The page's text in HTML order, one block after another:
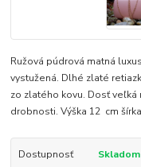
Ružová púdrová matná
vystužená. Dlhé zlaté
zo zlatého kovu. Dosť
drobnosti. Výška 12 cm
Dostupnosť Skladom